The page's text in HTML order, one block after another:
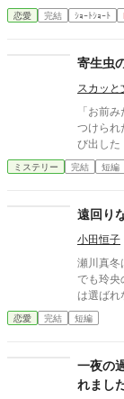
交差する
恋愛 完結 ｼｮｰﾄｼｮｰﾄ
寄生虫
スカッと
「お前
つけられ
び出した
そして明
あること
ミステリー 完結 短編
遠回り
小田恒子
瀬川真冬
でも玲央
は選ばれ
には玲央
る。 それな
２５歳 一ノ瀬玲央
干修正しております。 表
恋愛 完結 短編
一夜の
れまし